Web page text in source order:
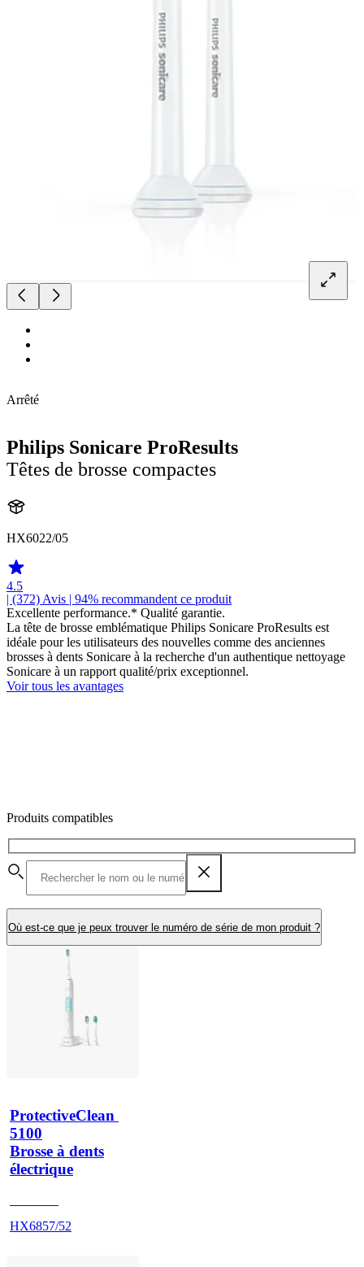
Arrêté
Philips Sonicare ProResults
Têtes de brosse compactes
HX6022/05
4.5
| (372) Avis | 94% recommandent ce produit
Excellente performance.* Qualité garantie.
La tête de brosse emblématique Philips Sonicare ProResults est
idéale pour les utilisateurs des nouvelles comme des anciennes
brosses à dents Sonicare à la recherche d'un authentique nettoyage
Sonicare à un rapport qualité/prix exceptionnel.
Voir tous les avantages
Produits compatibles
Où est-ce que je peux trouver le numéro de série de mon produit ?
ProtectiveClean
5100
Brosse à dents
électrique
HX6857/52